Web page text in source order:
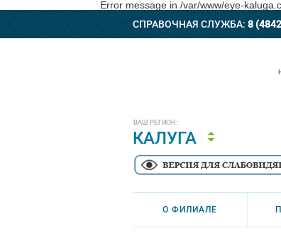
Error message in /var/www/eye-
СПРАВОЧНАЯ СЛУЖБА: 8
ВАШ РЕГИОН:
КАЛУГА
О ФИЛИАЛЕ